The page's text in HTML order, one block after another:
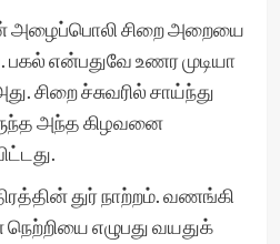
அழைப்பொலி சிறை அறையை
பகல் என்பதுவே உணர முடியா
சிறை ச்சுவரில் சாய்ந்து
அந்த கிழவனை
துர் நாற்றம். வணங்கி
எழுபது வயதுக்